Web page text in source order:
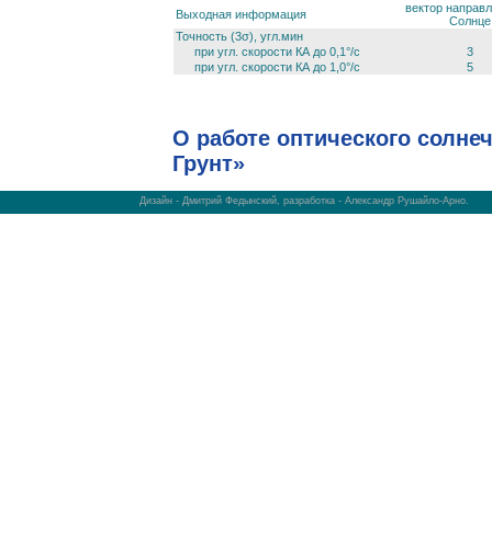
Выходная информация
вектор
Солнце
Точность (3σ), угл.мин
при угл. скорости КА до 0,1°/с
3
при угл. скорости КА до 1,0°/с
5
О работе оптического
Грунт»
Дизайн - Дмитрий Федынский, разработка - Александр Рушайло-Арно.